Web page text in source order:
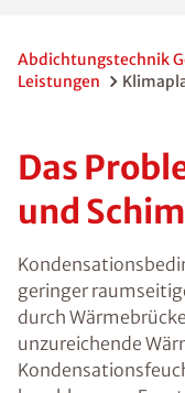
Abdichtungstechnik
Leistungen
Das
und
geringer
durch
unzureichende